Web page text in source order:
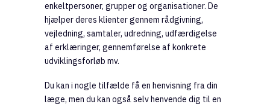
enkeltpersoner, grupper og organisationer. De
hjælper deres klienter gennem rådgivning,
vejledning, samtaler, udredning, udfærdigelse
af erklæringer, gennemførelse af konkrete
udviklingsforløb mv.
Du kan i nogle tilfælde få en henvisning fra din
læge, men du kan også selv henvende dig til en